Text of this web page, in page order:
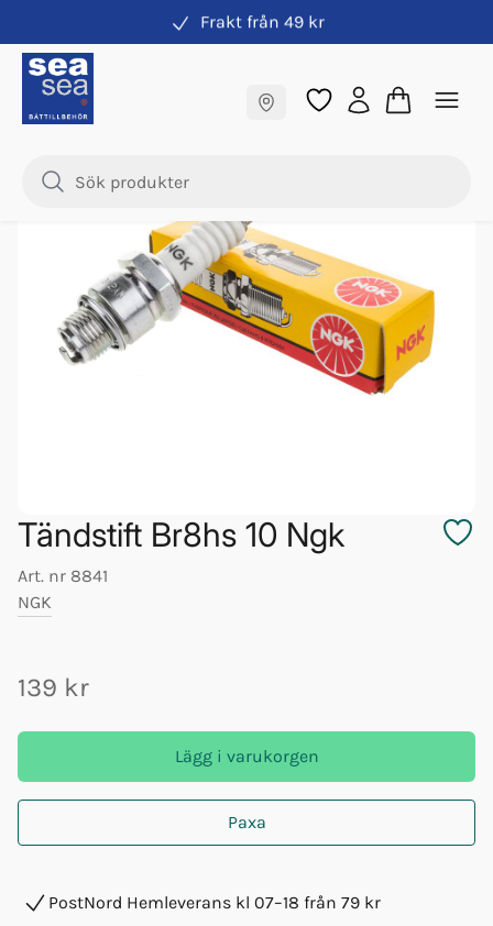
Frakt från 49 kr
Samma pris online & i butik
Tändstift Br8hs 10 Ngk
Art. nr 8841
NGK
139 kr
Lägg i varukorgen
Paxa
PostNord Hemleverans kl 07–18 från 79 kr